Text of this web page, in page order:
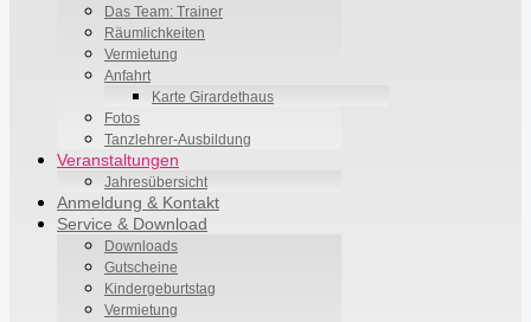
Das Team: Trainer
Räumlichkeiten
Vermietung
Anfahrt
Karte Girardethaus
Fotos
Tanzlehrer-Ausbildung
Veranstaltungen
Jahresübersicht
Anmeldung & Kontakt
Service & Download
Downloads
Gutscheine
Kindergeburtstag
Vermietung